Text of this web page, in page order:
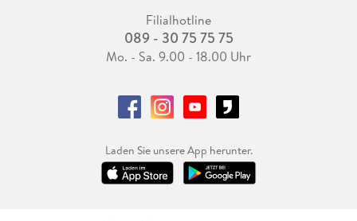
Filialhotline
089 - 30 75 75 75
Mo. - Sa. 9.00 - 18.00 Uhr
Laden Sie unsere App herunter.